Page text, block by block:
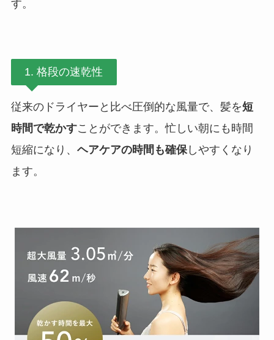
す。
1. 格段の速乾性
従来のドライヤーと比べ圧倒的な風量で、髪を短
時間で乾かすことができます。忙しい朝にも時間
短縮になり、 ヘアケアの時間も確保しやすくなり
ます。